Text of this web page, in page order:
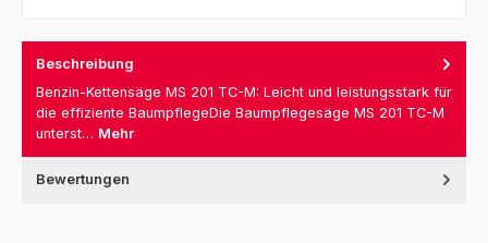
Beschreibung
Benzin-Kettensäge MS 201 TC-M: Leicht und leistungsstark für
die effiziente BaumpflegeDie Baumpflegesäge MS 201 TC-M
unterst… Mehr
Bewertungen